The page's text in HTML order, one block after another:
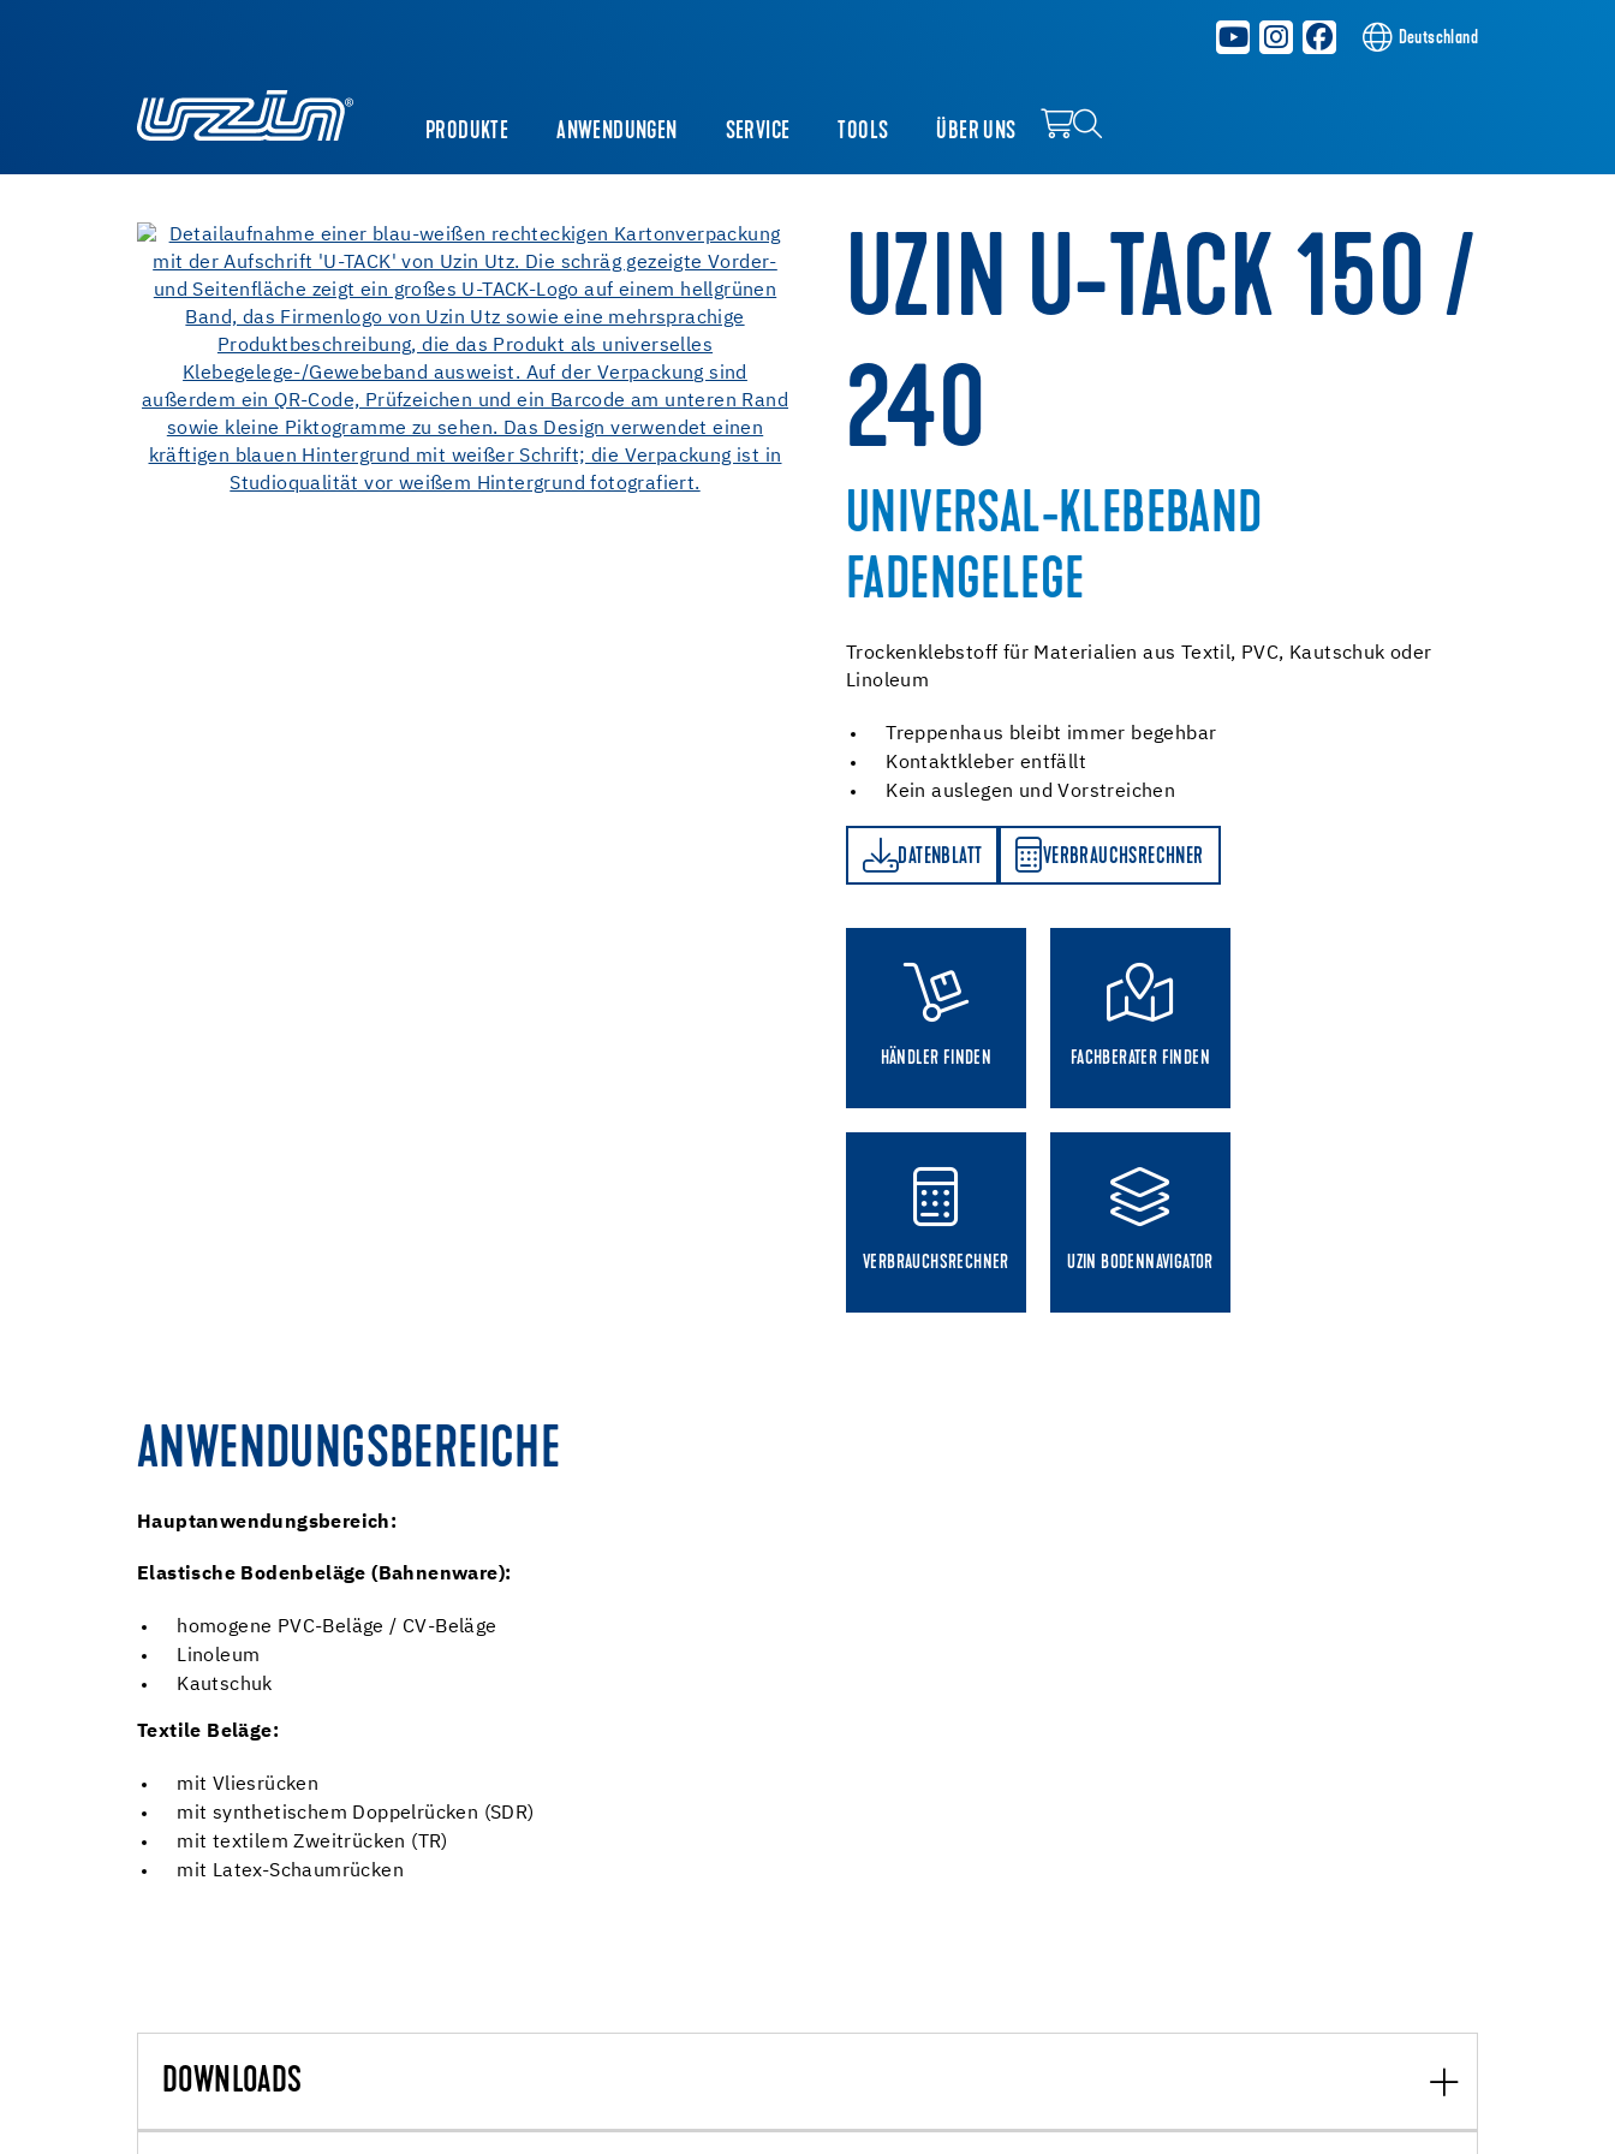
Deutschland
PRODUKTE ANWENDUNGEN SERVICE TOOLS ÜBER UNS
UZIN U-TACK 150 /
240
UNIVERSAL-KLEBEBAND
FADENGELEGE
Trockenklebstoff für Materialien aus Textil, PVC, Kautschuk oder
Linoleum
Treppenhaus bleibt immer begehbar
Kontaktkleber entfällt
Kein auslegen und Vorstreichen
DATENBLATT VERBRAUCHSRECHNER
VERBRAUCHSRECHNER
HÄNDLER FINDEN FACHBERATER FINDEN
VERBRAUCHSRECHNER UZIN BODENNAVIGATOR
ANWENDUNGSBEREICHE
Hauptanwendungsbereich:
Elastische Bodenbeläge (Bahnenware):
homogene PVC-Beläge / CV-Beläge
Linoleum
Kautschuk
Textile Beläge:
mit Vliesrücken
mit synthetischem Doppelrücken (SDR)
mit textilem Zweitrücken (TR)
mit Latex-Schaumrücken
DOWNLOADS